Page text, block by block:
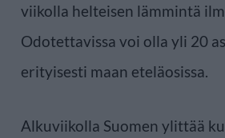
viikolla helteisen lämmintä
Odotettavissa voi olla yli 20
erityisesti maan eteläosissa.
Alkuviikolla Suomen ylittää